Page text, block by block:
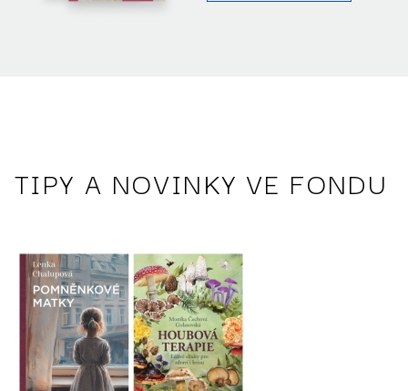
TIPY A NOVINKY VE FONDU